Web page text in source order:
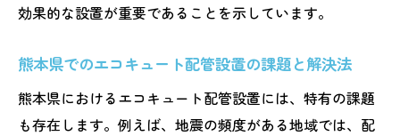
効果的な設置が重要であることを示しています。
熊本県でのエコキュート配管設置の課題と解決法
熊本県におけるエコキュート配管設置には、特有の課題
も存在します。例えば、地震の頻度がある地域では、配